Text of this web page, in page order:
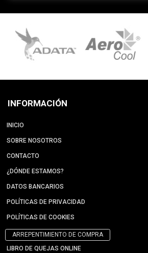
INFORMACIÓN
INICIO
SOBRE NOSOTROS
CONTACTO
¿DÓNDE ESTAMOS?
DATOS BANCARIOS
POLÍTICAS DE PRIVACIDAD
POLÍTICAS DE COOKIES
ARREPENTIMIENTO DE COMPRA
LIBRO DE QUEJAS ONLINE